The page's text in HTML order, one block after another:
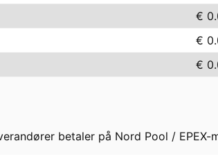
€
€
€
betaler på Nord Pool /